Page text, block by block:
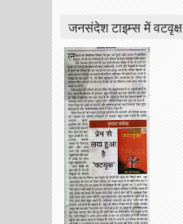
जनसंदेश टाइम्स में वटवृक्ष